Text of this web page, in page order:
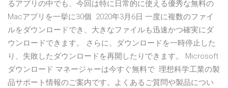
るアプリの中でも、今回は特に日常的に使える優秀な無料の
Macアプリを一挙に30個 2020年3月6日 一度に複数のファイ
ルをダウンロードでき、大きなファイルも迅速かつ確実にダ
ウンロードできます。 さらに、ダウンロードを一時停止した
り、失敗したダウンロードを再開したりできます。 Microsoft
ダウンロード マネージャーは今すぐ無料で 理想科学工業の製
品サポート情報のご案内です。よくあるご質問や製品につい